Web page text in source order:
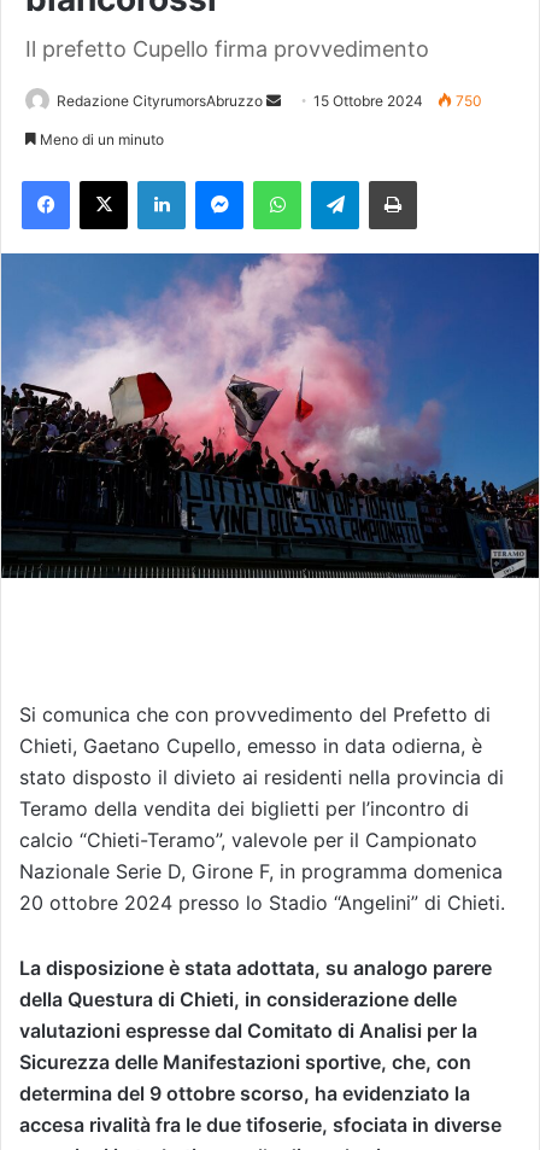
Il prefetto Cupello firma provvedimento
Redazione CityrumorsAbruzzo
a
e
m
a
l
15 Ottobre 2024 750
Meno di un minuto
Telegram
Si comunica che con provvedimento del Prefetto di
Chieti, Gaetano Cupello, emesso in data odierna, è
stato disposto il divieto ai residenti nella provincia di
Teramo della vendita dei biglietti per l’incontro di
calcio “Chieti-Teramo”, valevole per il Campionato
Nazionale Serie D, Girone F, in programma domenica
20 ottobre 2024 presso lo Stadio “Angelini” di Chieti.
La disposizione è stata adottata, su analogo parere
della Questura di Chieti, in considerazione delle
valutazioni espresse dal Comitato di Analisi per la
Sicurezza delle Manifestazioni sportive, che, con
determina del 9 ottobre scorso, ha evidenziato la
accesa rivalità fra le due tifoserie, sfociata in diverse